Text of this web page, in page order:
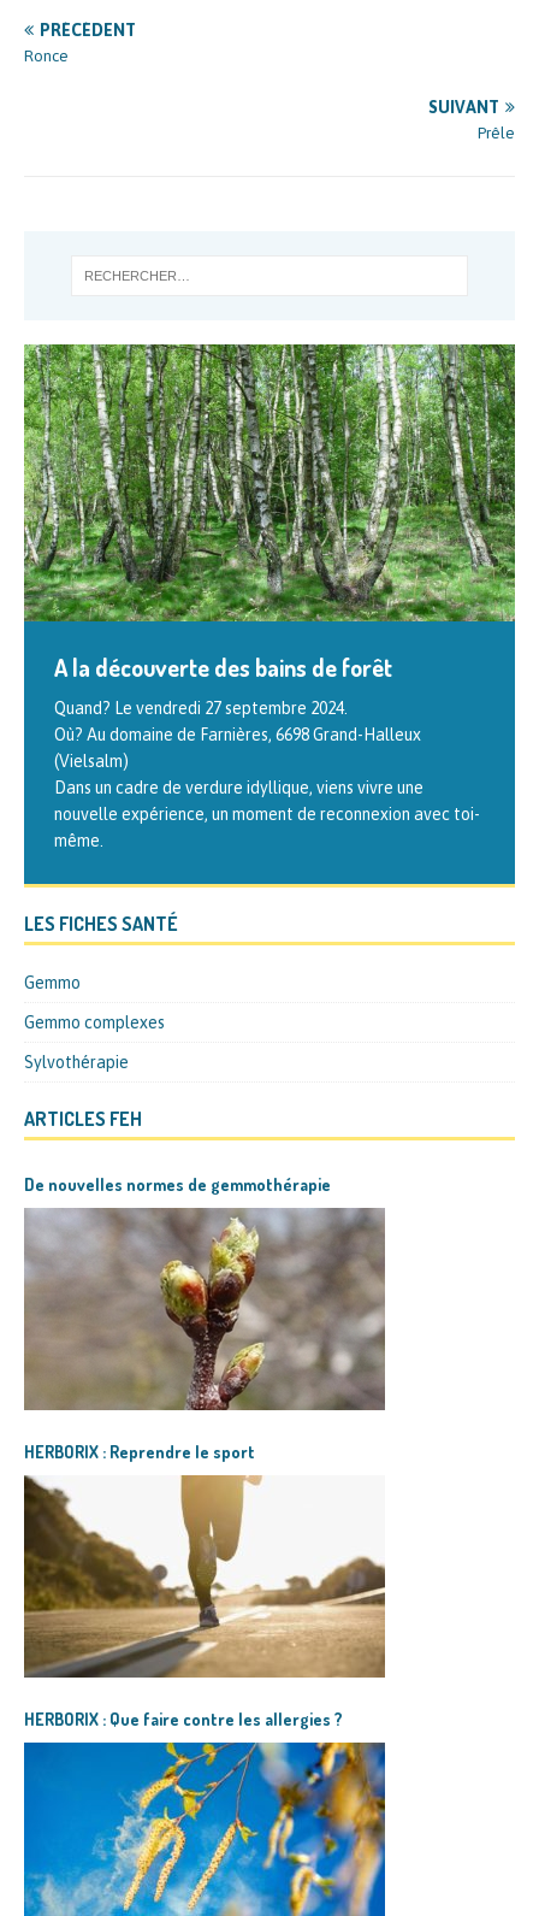
PRÉCÉDENT
Ronce
SUIVANT
Prêle
A la découverte des bains de forêt
Quand? Le vendredi 27 septembre 2024.
Où? Au domaine de Farnières, 6698 Grand-Halleux
(Vielsalm)
Dans un cadre de verdure idyllique, viens vivre une
nouvelle expérience, un moment de reconnexion avec toi-
même.
Formation en gemmothérapie scientifique
La thérapie par les bourgeons Cette formation en trois
niveaux est animée par Philippe ANDRIANNE, auteur de
l’ouvrage « Traité de gemmothérapie. Thérapeutique par
les[…]
LES FICHES SANTÉ
Gemmo
Gemmo complexes
Sylvothérapie
ARTICLES FEH
De nouvelles normes de gemmothérapie
HERBORIX : Reprendre le sport
HERBORIX : Que faire contre les allergies ?